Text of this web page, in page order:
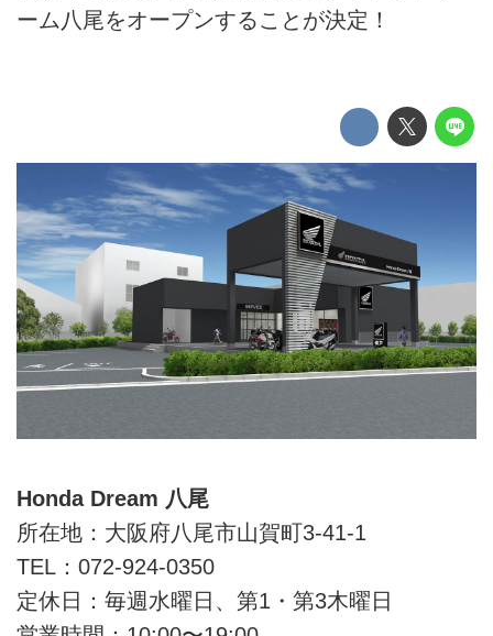
ーム八尾をオープンすることが決定！
Honda Dream 八尾
所在地：大阪府八尾市山賀町3-41-1
TEL：072-924-0350
定休日：毎週水曜日、第1・第3木曜日